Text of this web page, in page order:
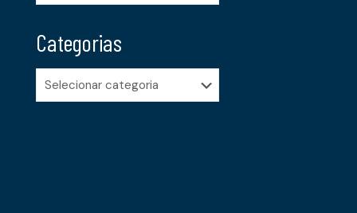
Categorias
Categorias